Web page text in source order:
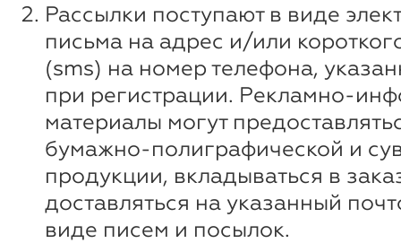
Рассылки поступают в виде
письма на адрес и/или
(sms) на номер телефона,
при регистрации. Рекламно-
материалы могут
бумажно-полиграфической и
продукции, вкладываться в
доставляться на указанный
виде писем и посылок.